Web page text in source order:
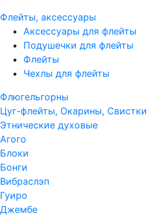
Флейты, аксессуары
Аксессуары для флейты
Подушечки для флейты
Флейты
Чехлы для флейты
Флюгельгорны
Цуг-флейты, Окарины, Свистки
Этнические духовые
Агого
Блоки
Бонги
Вибраслэп
Гуиро
Джембе